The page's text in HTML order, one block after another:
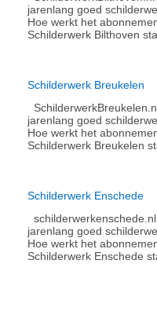
jarenlang goed
Hoe werkt het
Schilderwerk Bilthoven
Schilderwerk Breukelen
jarenlang goed
Hoe werkt het
Schilderwerk Breukelen
Schilderwerk Enschede
jarenlang goed
Hoe werkt het
Schilderwerk Enschede